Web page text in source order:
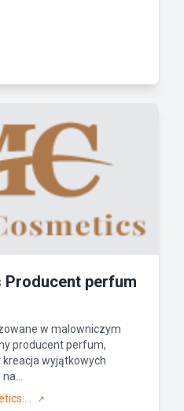
Producent perfum
w malowniczym
producent perfum,
kreacja wyjątkowych
↗